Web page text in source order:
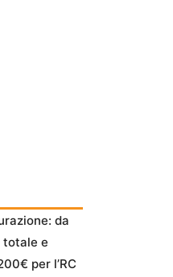
da
totale e
per l’RC